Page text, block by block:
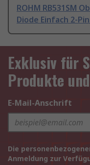
ROHM RB531SM
Diode Einfach 2-
Exklusiv für
Produkte
E-Mail-Anschrift
Die
Anmeldung zur